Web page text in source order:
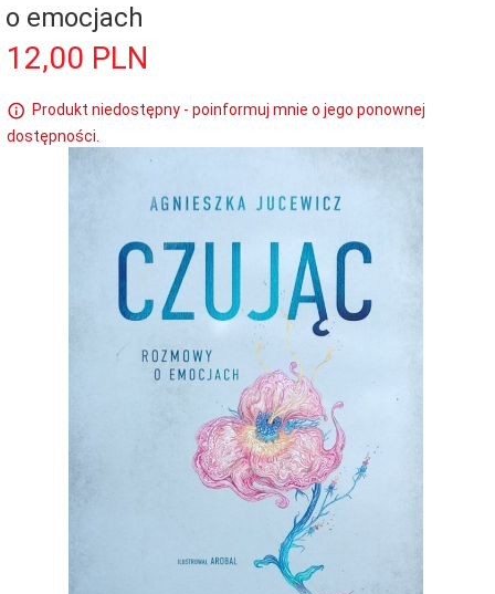
o emocjach
12,00 PLN
Produkt niedostępny - poinformuj mnie o jego ponownej
dostępności.